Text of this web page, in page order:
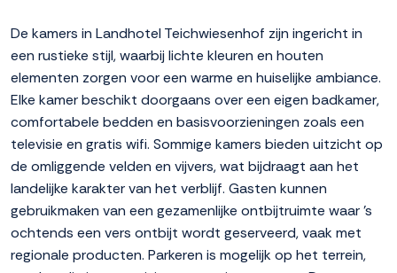
De kamers in Landhotel Teichwiesenhof zijn ingericht in
een rustieke stijl, waarbij lichte kleuren en houten
elementen zorgen voor een warme en huiselijke ambiance.
Elke kamer beschikt doorgaans over een eigen badkamer,
comfortabele bedden en basisvoorzieningen zoals een
televisie en gratis wifi. Sommige kamers bieden uitzicht op
de omliggende velden en vijvers, wat bijdraagt aan het
landelijke karakter van het verblijf. Gasten kunnen
gebruikmaken van een gezamenlijke ontbijtruimte waar 's
ochtends een vers ontbijt wordt geserveerd, vaak met
regionale producten. Parkeren is mogelijk op het terrein,